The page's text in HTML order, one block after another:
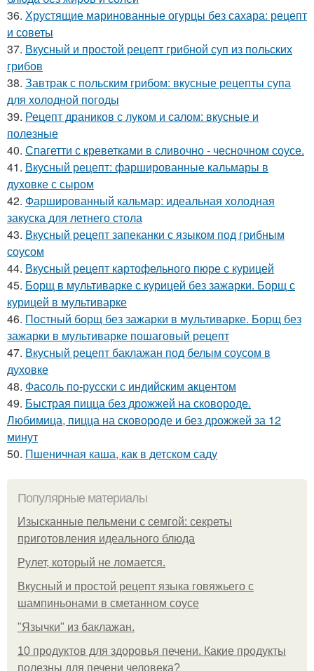
36. Хрустящие маринованные огурцы без сахара: рецепт
и советы
37. Вкусный и простой рецепт грибной суп из польских
грибов
38. Завтрак с польским грибом: вкусные рецепты супа
для холодной погоды
39. Рецепт драников с луком и салом: вкусные и
полезные
40. Спагетти с креветками в сливочно - чесночном соусе.
41. Вкусный рецепт: фаршированные кальмары в
духовке с сыром
42. Фаршированный кальмар: идеальная холодная
закуска для летнего стола
43. Вкусный рецепт запеканки с языком под грибным
соусом
44. Вкусный рецепт картофельного пюре с курицей
45. Борщ в мультиварке с курицей без зажарки. Борщ с
курицей в мультиварке
46. Постный борщ без зажарки в мультиварке. Борщ без
зажарки в мультиварке пошаговый рецепт
47. Вкусный рецепт баклажан под белым соусом в
духовке
48. Фасоль по-русски с индийским акцентом
49. Быстрая пицца без дрожжей на сковороде.
Любимица, пицца на сковороде и без дрожжей за 12
минут
50. Пшеничная каша, как в детском саду
Популярные материалы
Изысканные пельмени с семгой: секреты
приготовления идеального блюда
Рулет, который не ломается.
Вкусный и простой рецепт языка говяжьего с
шампиньонами в сметанном соусе
"Язычки" из баклажан.
10 продуктов для здоровья печени. Какие продукты
полезны для печени человека?